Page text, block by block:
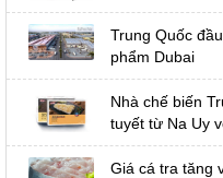
Trung Quốc
phẩm Dubai
Nhà chế biến
tuyết từ Na Uy
Giá cá tra tăng